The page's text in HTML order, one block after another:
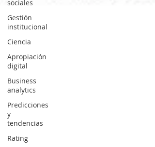
sociales
Gestión
institucional
Ciencia
Apropiación
digital
Business
analytics
Predicciones
y
tendencias
Rating